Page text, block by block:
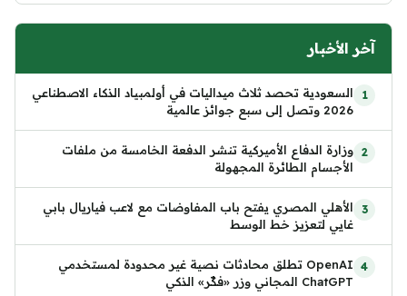
آخر الأخبار
السعودية تحصد ثلاث ميداليات في أولمبياد الذكاء الاصطناعي
2026 وتصل إلى سبع جوائز عالمية
وزارة الدفاع الأميركية تنشر الدفعة الخامسة من ملفات
الأجسام الطائرة المجهولة
الأهلي المصري يفتح باب المفاوضات مع لاعب فياريال بابي
غايي لتعزيز خط الوسط
OpenAI تطلق محادثات نصية غير محدودة لمستخدمي
ChatGPT المجاني وزر «فكّر» الذكي